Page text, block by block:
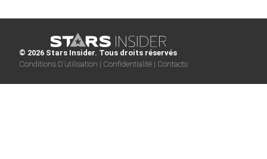
© 2026 Stars Insider. Tous droits réservés
Conditions D’utilisation | Confidentialité | Contacts